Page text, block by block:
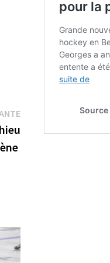
Publication
suivante :